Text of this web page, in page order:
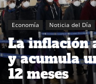
Economía Noticia del Día
La inflación
y acumula
12 meses